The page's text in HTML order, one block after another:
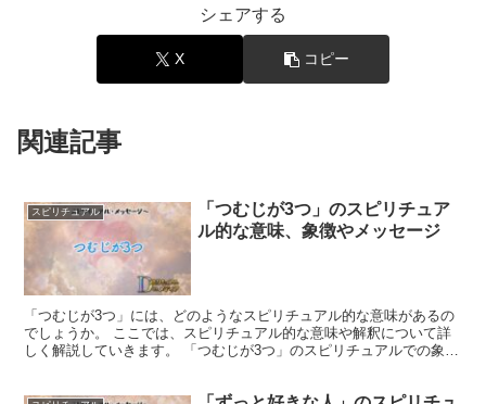
シェアする
X コピー
関連記事
スピリチュアル
「つむじが3つ」のスピリチュア
ル的な意味、象徴やメッセージ
「つむじが3つ」には、どのようなスピリチュアル的な意味があるの
でしょうか。 ここでは、スピリチュアル的な意味や解釈について詳
しく解説していきます。 「つむじが3つ」のスピリチュアルでの象徴